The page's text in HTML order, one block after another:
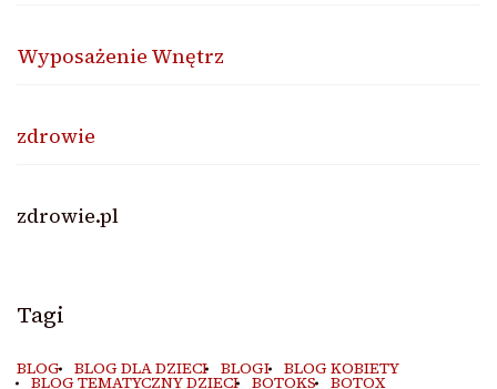
Wyposażenie Wnętrz
zdrowie
zdrowie.pl
Tagi
BLOG BLOG DLA DZIECI BLOGI BLOG KOBIETY
BLOG TEMATYCZNY DZIECI BOTOKS BOTOX